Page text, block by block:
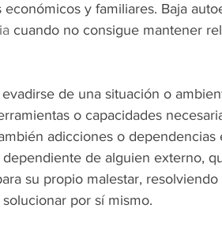
y familiares. Baja
cuando no consigue mantener
de una situación o
o capacidades
adicciones o dependencias
de alguien externo,
su propio malestar, resolviendo
por sí mismo.